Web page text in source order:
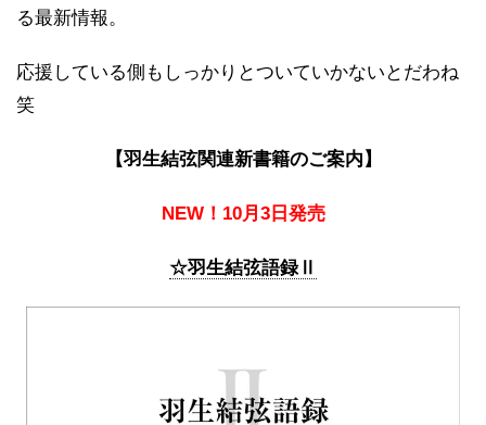
る最新情報。
応援している側もしっかりとついていかないとだわね
笑
【羽生結弦関連新書籍のご案内】
NEW！10月3日発売
☆羽生結弦語録Ⅱ